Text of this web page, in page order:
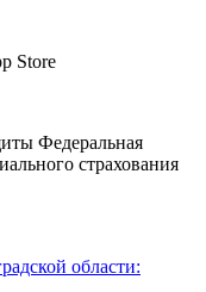
Store
Федеральная
страхования
области: